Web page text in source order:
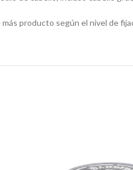
producto según el nivel de